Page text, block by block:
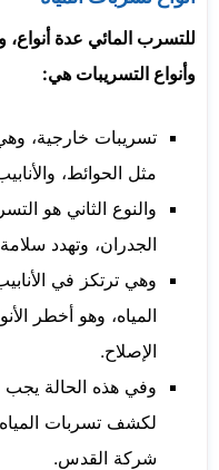
للتسرب المائي عدة
وأنواع التسريبات هي:
تسريبات خارجية،
مثل الحوائط،
والنوع الثاني هو
الجدران، وتهدد
وهي ترتكز في
المياه، وهو أخطر
الإصلاح.
وفي هذه الحالة يجب
لكشف تسربات المياه
شركة القدس.